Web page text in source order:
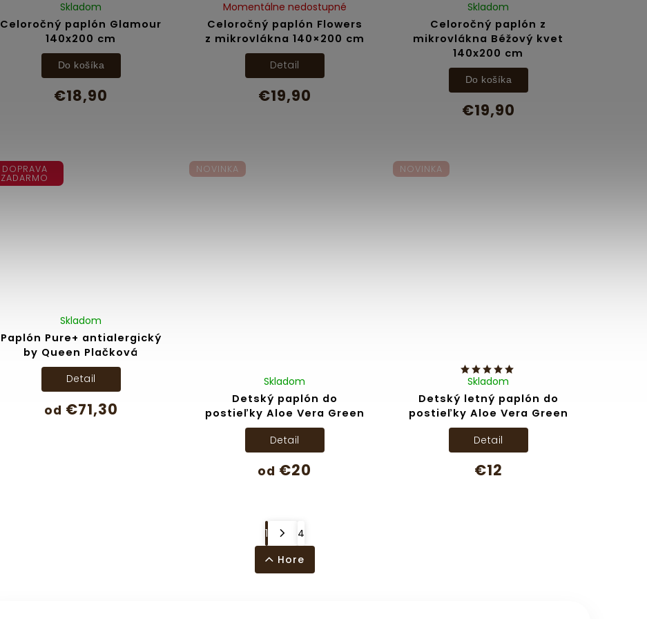
Celoročný paplón Glamour
140x200 cm
Skladom
€18,90
Do košíka
Celoročný paplón Flowers
z mikrovlákna 140×200 cm
Momentálne nedostupné
€19,90
Detail
Celoročný paplón z
mikrovlákna Béžový kvet
140x200 cm
Skladom
€19,90
Do košíka
DOPRAVA
ZADARMO
Paplón Pure+ antialergický
by Queen Plačková
Skladom
od €71,30
Detail
NOVINKA
Detský paplón do
postieľky Aloe Vera Green
Skladom
od €20
Detail
NOVINKA
Detský letný paplón do
postieľky Aloe Vera Green
Skladom
€12
Detail
1
4
Hore